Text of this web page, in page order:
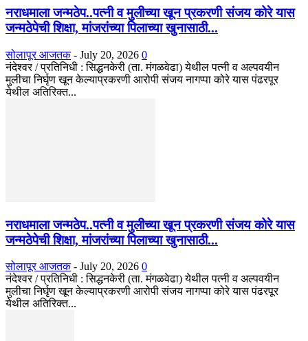
नराधमाला जन्मठेप..पत्नी व मुलीच्या खून प्रकरणी संजय कोरे यास
जन्मठेपेची शिक्षा, मांजरांच्या पिलाच्या खुनासाठी...
सोलापूर आजतक - July 20, 2026 0
नंदेश्वर / प्रतिनिधी : सिद्धनकेरी (ता. मंगळवेढा) येथील पत्नी व अल्पवयीन
मुलीचा निर्घृण खून केल्याप्रकरणी आरोपी संजय नागप्पा कोरे यास पंढरपूर
येथील अतिरिक्त...
नराधमाला जन्मठेप..पत्नी व मुलीच्या खून प्रकरणी संजय कोरे यास
जन्मठेपेची शिक्षा, मांजरांच्या पिलाच्या खुनासाठी...
सोलापूर आजतक - July 20, 2026 0
नंदेश्वर / प्रतिनिधी : सिद्धनकेरी (ता. मंगळवेढा) येथील पत्नी व अल्पवयीन
मुलीचा निर्घृण खून केल्याप्रकरणी आरोपी संजय नागप्पा कोरे यास पंढरपूर
येथील अतिरिक्त...